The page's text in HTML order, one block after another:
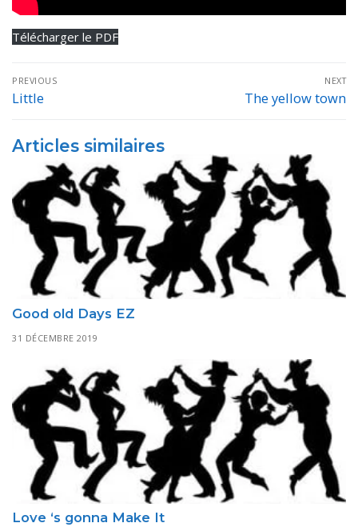
Télécharger le PDF
Navigation
de
PREVIOUS
Previous
Little
NEXT
Next
The yellow town
Articles similaires
Good old Days EZ
31 DÉCEMBRE 2019
Love ‘s gonna Make It